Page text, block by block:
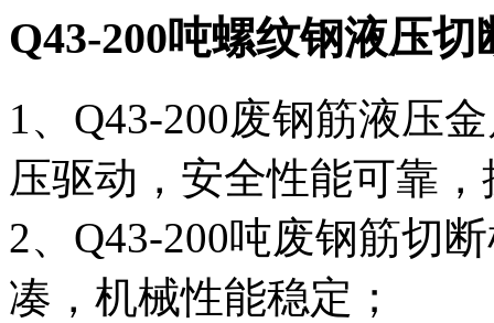
Q43-200吨螺纹钢液压切
1、Q43-200废钢筋液压
压驱动，安全性能可靠
2、Q43-200吨废钢筋切
凑，机械性能稳定；